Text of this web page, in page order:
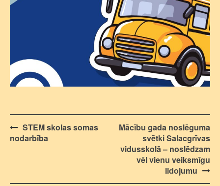
Post
navigation
STEM skolas somas
nodarbība
Mācību gada noslēguma
svētki Salacgrīvas
vidusskolā – noslēdzam
vēl vienu veiksmīgu
lidojumu